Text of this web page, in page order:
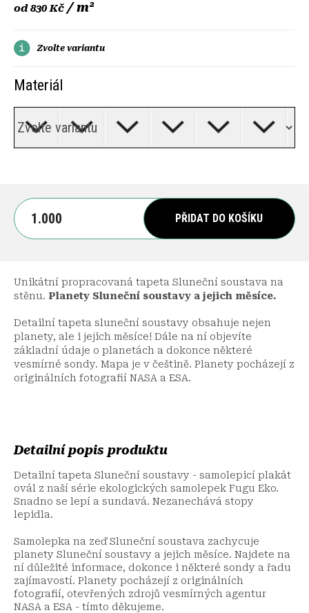
od830 Kč / m²
Zvolte variantu
Materiál
PŘIDAT DO KOŠÍKU
Unikátní propracovaná tapeta Sluneční soustava na
stěnu. Planety Sluneční soustavy a jejich měsíce.
Detailní tapeta sluneční soustavy obsahuje nejen
planety, ale i jejich měsíce! Dále na ní objevíte
základní údaje o planetách a dokonce některé
vesmírné sondy. Mapa je v češtině. Planety pocházejí z
originálních fotografií NASA a ESA.
Detailní popis produktu
Detailní tapeta Sluneční soustavy - samolepicí plakát
ovál z naší série ekologických samolepek Fugu Eko.
Snadno se lepí a sundavá. Nezanechává stopy
lepidla.
Samolepka na zeď Sluneční soustava zachycuje
planety Sluneční soustavy a jejich měsíce. Najdete na
ní důležité informace, dokonce i některé sondy a řadu
zajímavostí. Planety pocházejí z originálních
fotografií, otevřených zdrojů vesmírných agentur
NASA a ESA - tímto děkujeme.